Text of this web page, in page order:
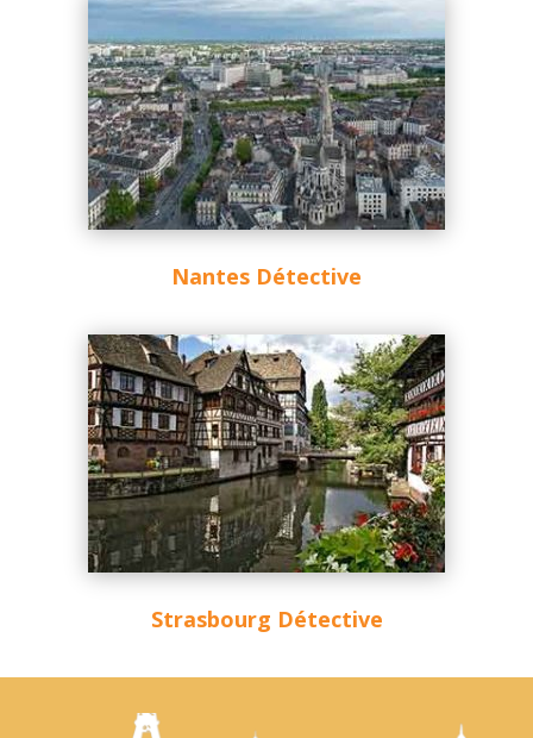
Nantes Détective
Strasbourg Détective